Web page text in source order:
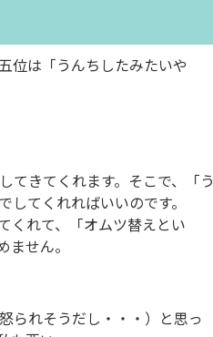
位は「うんちしたみたいや
てきてくれます。そこで、「う
してくれればいいのです。
くれて、「オムツ替えとい
せん。
られそうだし・・・）と思っ